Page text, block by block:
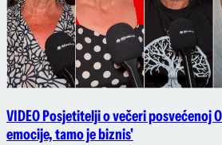
VIDEO Posjetitelji o večeri posvećenoj
emocije, tamo je biznis'